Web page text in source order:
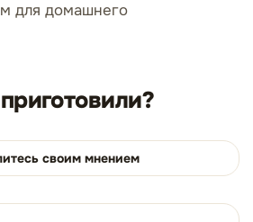
для домашнего
своим мнением